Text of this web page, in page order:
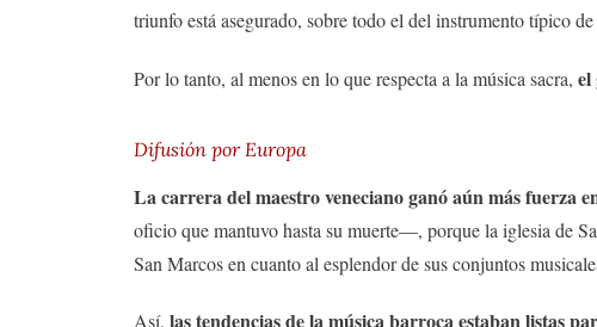
triunfo está asegurado, sobre todo el del instrumento típico
Por lo tanto, al menos en lo que respecta a la música sacra, el
Difusión por Europa
La carrera del maestro veneciano ganó aún más fuerza
oficio que mantuvo hasta su muerte—, porque la iglesia de
San Marcos en cuanto al esplendor de sus conjuntos
Así, las tendencias de la música barroca estaban listas